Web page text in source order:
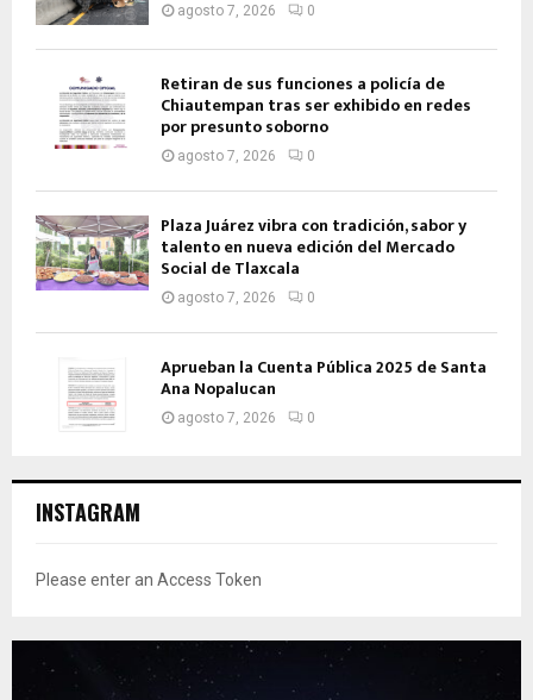
agosto 7, 2026 0
Retiran de sus funciones a policía de
Chiautempan tras ser exhibido en redes
por presunto soborno
agosto 7, 2026 0
Plaza Juárez vibra con tradición, sabor y
talento en nueva edición del Mercado
Social de Tlaxcala
agosto 7, 2026 0
Aprueban la Cuenta Pública 2025 de Santa
Ana Nopalucan
agosto 7, 2026 0
INSTAGRAM
Please enter an Access Token